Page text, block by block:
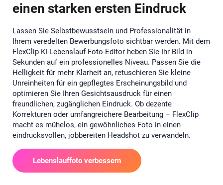
einen starken ersten Eindruck
Lassen Sie Selbstbewusstsein und Professionalität in
Ihrem veredelten Bewerbungsfoto sichtbar werden. Mit dem
FlexClip KI-Lebenslauf-Foto-Editor heben Sie Ihr Bild in
Sekunden auf ein professionelles Niveau. Passen Sie die
Helligkeit für mehr Klarheit an, retuschieren Sie kleine
Unreinheiten für ein gepflegtes Erscheinungsbild und
optimieren Sie Ihren Gesichtsausdruck für einen
freundlichen, zugänglichen Eindruck. Ob dezente
Korrekturen oder umfangreichere Bearbeitung – FlexClip
macht es mühelos, ein gewöhnliches Foto in einen
eindrucksvollen, jobbereiten Headshot zu verwandeln.
Lebenslauffoto verbessern